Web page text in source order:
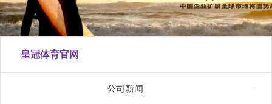
皇冠体育官网
公司新闻